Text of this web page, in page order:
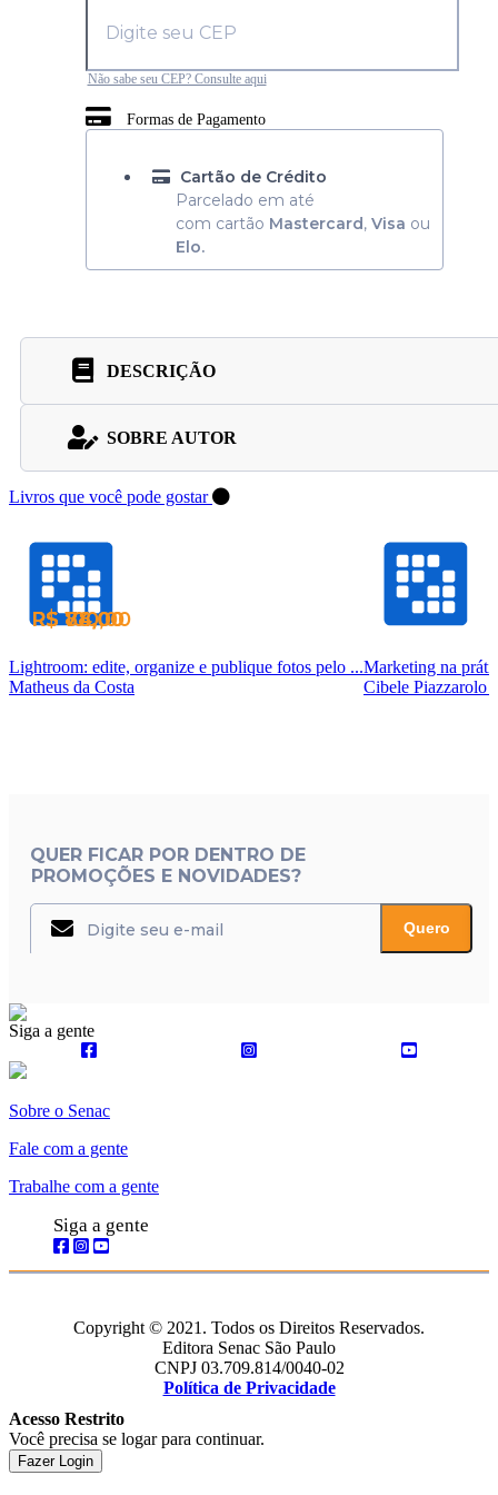
Não sabe seu CEP? Consulte aqui
Formas de Pagamento
Cartão de Crédito
Parcelado em até
com cartão Mastercard, Visa ou
Elo.
DESCRIÇÃO
SOBRE AUTOR
Livros que você pode gostar
Lightroom: edite, organize e publique fotos pelo ...
Matheus da Costa
R$ 84,00
Marketing na
Cibele Piazzarolo
R$ 100,00
R$ 78,00
QUER FICAR POR DENTRO DE
PROMOÇÕES E NOVIDADES?
Quero
Siga a gente
Sobre o Senac
Fale com a gente
Trabalhe com a gente
Siga a gente
Copyright © 2021. Todos os Direitos Reservados.
Editora Senac São Paulo
CNPJ 03.709.814/0040-02
Política de Privacidade
Acesso Restrito
Você precisa se logar para continuar.
Fazer Login